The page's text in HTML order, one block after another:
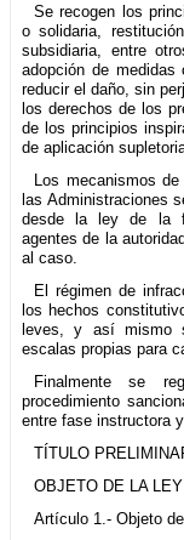
Se recogen los
o solidaria,
subsidiaria, entre
adopción de
reducir el daño, sin
los derechos de los
de los principios
de aplicación
Los mecanismos
las Administraciones
desde la ley de la
agentes de la
al caso.
El régimen de
los hechos
leves, y así mismo
escalas propias para
Finalmente se
procedimiento
entre fase instructora
TÍTULO
OBJETO DE LA LEY
Artículo 1.- Objeto